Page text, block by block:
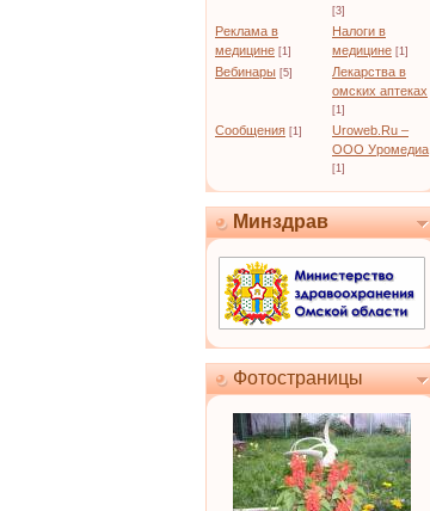
[3]
Реклама в
медицине [1]
Налоги в
медицине [1]
Вебинары [5]
Лекарства в
омских аптеках
[1]
Сообщения [1]
Uroweb.Ru –
ООО Уромедиа
[1]
Минздрав
Фотостраницы